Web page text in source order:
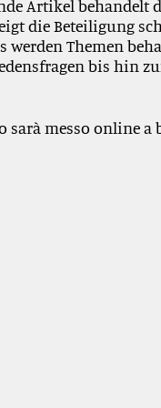
Artikel
die Beteiligung
Themen
bis hin
messo online a